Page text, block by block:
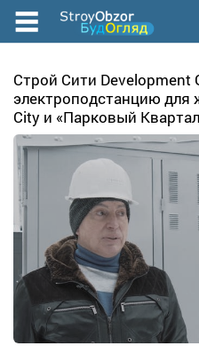
Перейти
содержанию
Строй Сити Development
электроподстанцию
City и «Парковый